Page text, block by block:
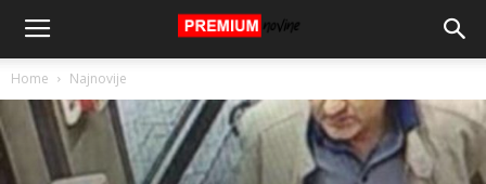
Home Najnovije